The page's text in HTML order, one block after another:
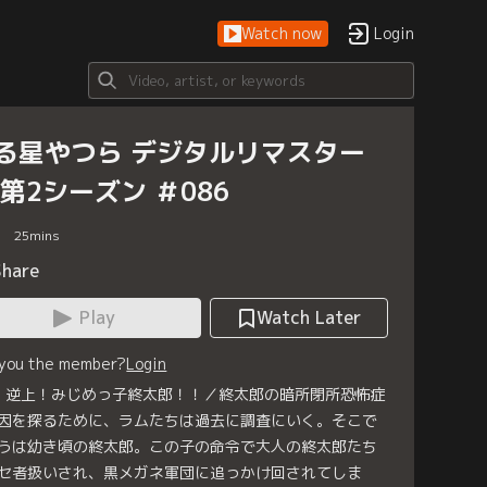
Watch now Login
星やつら デジタルリマスター
2シーズン ＃086
25mins
Play
Watch Later
the member?Login
上！みじめっ子終太郎！！／終太郎の暗所閉所恐怖症
を探るために、ラムたちは過去に調査にいく。そこで
は幼き頃の終太郎。この子の命令で大人の終太郎たち
者扱いされ、黒メガネ軍団に追っかけ回されてしま